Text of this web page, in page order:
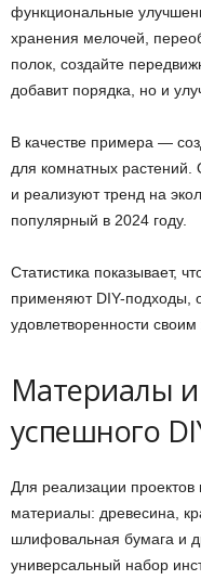
функциональные
хранения мелочей,
полок, создайте
добавит порядка, но и
В качестве примера —
для комнатных
и реализуют тренд на
популярный в 2024 году.
Статистика показывает,
применяют DIY-подходы,
удовлетворенности своим
Материалы
успешного
Для реализации
материалы: древесина,
шлифовальная бумага и
универсальный набор